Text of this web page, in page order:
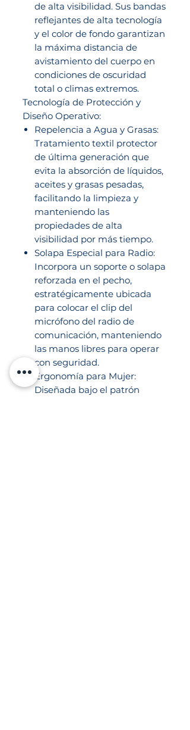
de alta visibilidad. Sus bandas
reflejantes de alta tecnología
y el color de fondo garantizan
la máxima distancia de
avistamiento del cuerpo en
condiciones de oscuridad
total o climas extremos.
Tecnología de Protección y
Diseño Operativo:
Repelencia a Agua y Grasas:
Tratamiento textil protector
de última generación que
evita la absorción de líquidos,
aceites y grasas pesadas,
facilitando la limpieza y
manteniendo las
propiedades de alta
visibilidad por más tiempo.
Solapa Especial para Radio:
Incorpora un soporte o solapa
reforzada en el pecho,
estratégicamente ubicada
para colocar el clip del
micrófono del radio de
comunicación, manteniendo
las manos libres para operar
con seguridad.
Ergonomía para Mujer:
Diseñada bajo el patrón